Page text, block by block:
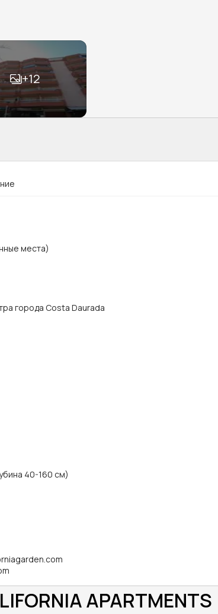
+12
места)
города Costa Daurada
40-160 см)
APARTMENTS